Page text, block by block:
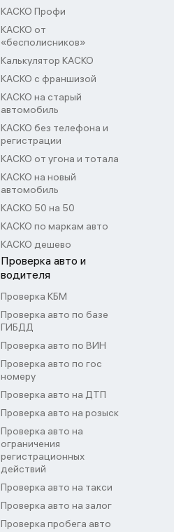
КАСКО Профи
КАСКО от
«бесполисников»
Калькулятор КАСКО
КАСКО с франшизой
КАСКО на старый
автомобиль
КАСКО без телефона и
регистрации
КАСКО от угона и тотала
КАСКО на новый
автомобиль
КАСКО 50 на 50
КАСКО по маркам авто
КАСКО дешево
Проверка авто и
водителя
Проверка КБМ
Проверка авто по базе
ГИБДД
Проверка авто по ВИН
Проверка авто по гос
номеру
Проверка авто на ДТП
Проверка авто на розыск
Проверка авто на
ограничения
регистрационных
действий
Проверка авто на такси
Проверка авто на залог
Проверка пробега авто